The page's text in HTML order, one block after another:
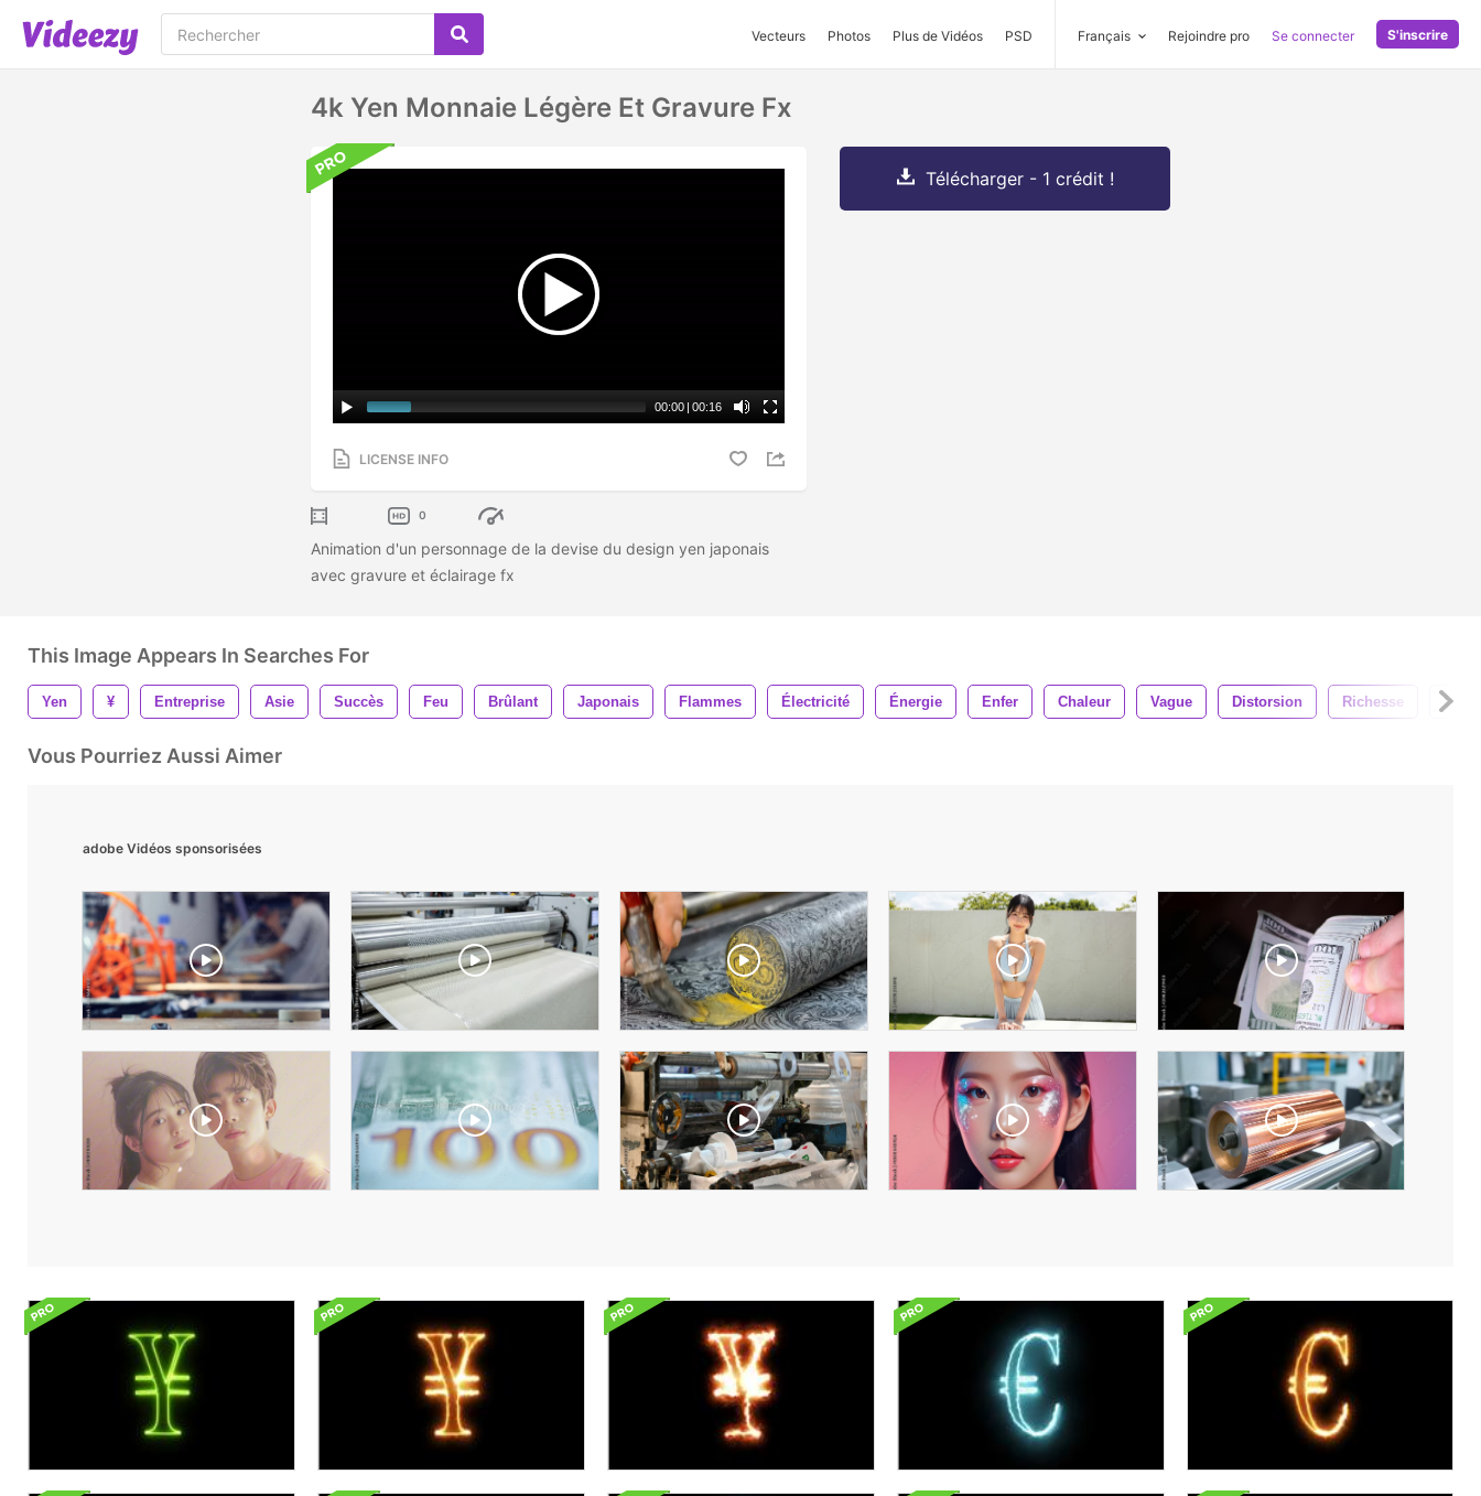
Vecteurs Photos Plus de Vidéos PSD Français Rejoindre pro Se connecter S'inscrire
4k Yen Monnaie Légère Et Gravure Fx
00:00 | 00:16
LICENSE INFO
0
Animation d'un personnage de la devise du design yen japonais
avec gravure et éclairage fx
Télécharger - 1 crédit !
This Image Appears In Searches For
Yen ¥ Entreprise Asie Succès Feu Brûlant Japonais Flammes Électricité Énergie Enfer Chaleur Vague Distorsion Richesse
Vous Pourriez Aussi Aimer
adobe Vidéos sponsorisées